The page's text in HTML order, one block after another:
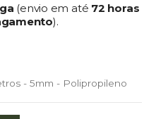
(envio em até 72 horas
).
- 5mm - Polipropileno